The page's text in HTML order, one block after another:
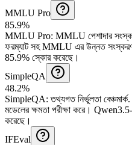
MMLU Pro
85.9%
MMLU Pro: MMLU পেশাদার
ফরম্যাট সহ MMLU এর উন্নত
85.9% স্কোর করেছে।
SimpleQA
48.2%
SimpleQA:তথ্যগত নির্ভুলতা বেঞ্চমার্ক.
মডেলের ক্ষমতা পরীক্ষা করে। Qwen3.5-
করেছে।
IFEval